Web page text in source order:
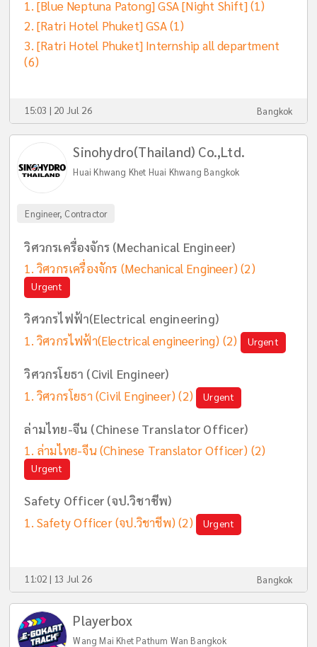
[Blue Neptuna Patong] GSA [Night Shift](1)
[Ratri Hotel Phuket] GSA(1)
[Ratri Hotel Phuket] Internship all department
(6)
15:03 | 20 Jul 26 Bangkok
Sinohydro(Thailand) Co.,Ltd.
Huai Khwang Khet Huai Khwang Bangkok
Engineer, Contractor
วิศวกรเครื่องจักร (Mechanical Engineer)
วิศวกรเครื่องจักร (Mechanical Engineer) (2)
Urgent
วิศวกรไฟฟ้า(Electrical engineering)
วิศวกรไฟฟ้า(Electrical engineering) (2) Urgent
วิศวกรโยธา (Civil Engineer)
วิศวกรโยธา (Civil Engineer) (2) Urgent
ล่ามไทย-จีน (Chinese Translator Officer)
ล่ามไทย-จีน (Chinese Translator Officer) (2)
Urgent
Safety Officer (จป.วิชาชีพ)
Safety Officer (จป.วิชาชีพ) (2) Urgent
11:02 | 13 Jul 26 Bangkok
Playerbox
Wang Mai Khet Pathum Wan Bangkok